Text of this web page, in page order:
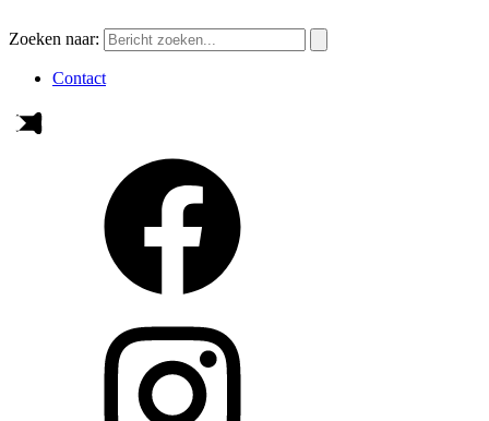
Zoeken naar:
Contact